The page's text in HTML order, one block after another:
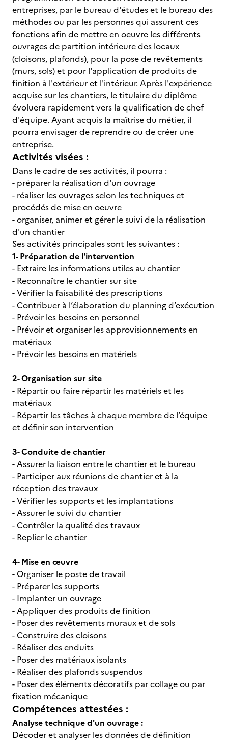
entreprises, par le bureau d'études et le bureau des
méthodes ou par les personnes qui assurent ces
fonctions afin de mettre en oeuvre les différents
ouvrages de partition intérieure des locaux
(cloisons, plafonds), pour la pose de revêtements
(murs, sols) et pour l'application de produits de
finition à l'extérieur et l'intérieur. Après l'expérience
acquise sur les chantiers, le titulaire du diplôme
évoluera rapidement vers la qualification de chef
d'équipe. Ayant acquis la maîtrise du métier, il
pourra envisager de reprendre ou de créer une
entreprise.
Activités visées :
Dans le cadre de ses activités, il pourra :
- préparer la réalisation d'un ouvrage
- réaliser les ouvrages selon les techniques et
procédés de mise en oeuvre
- organiser, animer et gérer le suivi de la réalisation
d'un chantier
Ses activités principales sont les suivantes :
1- Préparation de l'intervention
- Extraire les informations utiles au chantier
- Reconnaître le chantier sur site
- Vérifier la faisabilité des prescriptions
- Contribuer à l’élaboration du planning d’exécution
- Prévoir les besoins en personnel
- Prévoir et organiser les approvisionnements en
matériaux
- Prévoir les besoins en matériels
2- Organisation sur site
- Répartir ou faire répartir les matériels et les
matériaux
- Répartir les tâches à chaque membre de l’équipe
et définir son intervention
3- Conduite de chantier
- Assurer la liaison entre le chantier et le bureau
- Participer aux réunions de chantier et à la
réception des travaux
- Vérifier les supports et les implantations
- Assurer le suivi du chantier
- Contrôler la qualité des travaux
- Replier le chantier
4- Mise en œuvre
- Organiser le poste de travail
- Préparer les supports
- Implanter un ouvrage
- Appliquer des produits de finition
- Poser des revêtements muraux et de sols
- Construire des cloisons
- Réaliser des enduits
- Poser des matériaux isolants
- Réaliser des plafonds suspendus
- Poser des éléments décoratifs par collage ou par
fixation mécanique
Compétences attestées :
Analyse technique d'un ouvrage :
Décoder et analyser les données de définition